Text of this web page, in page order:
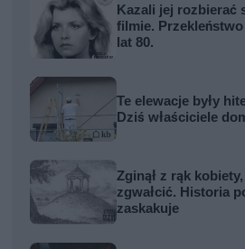
Kazali jej rozbierać
filmie.
lat 80.
Te elewacje były
Dziś właściciele
Zginął z rąk
zgwałcić. Historia
zaskakuje